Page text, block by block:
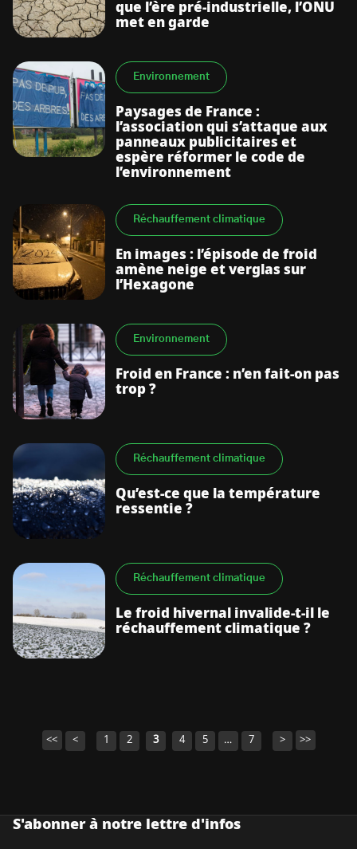
que l’ère pré-industrielle, l’ONU
met en garde
Environnement
Paysages de France :
l’association qui s’attaque aux
panneaux publicitaires et
espère réformer le code de
l’environnement
Réchauffement climatique
En images : l’épisode de froid
amène neige et verglas sur
l’Hexagone
Environnement
Froid en France : n’en fait-on pas
trop ?
Réchauffement climatique
Qu’est-ce que la température
ressentie ?
Réchauffement climatique
Le froid hivernal invalide-t-il le
réchauffement climatique ?
<<
Navigation
< 1 2 3 4 5 … 7 > >>
S'abonner à notre lettre d'infos